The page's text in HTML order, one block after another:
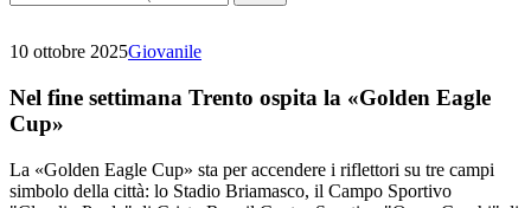
10 ottobre 2025Giovanile
Nel fine settimana Trento ospita la «Golden Eagle
Cup»
La «Golden Eagle Cup» sta per accendere i riflettori su tre campi
simbolo della città: lo Stadio Briamasco, il Campo Sportivo